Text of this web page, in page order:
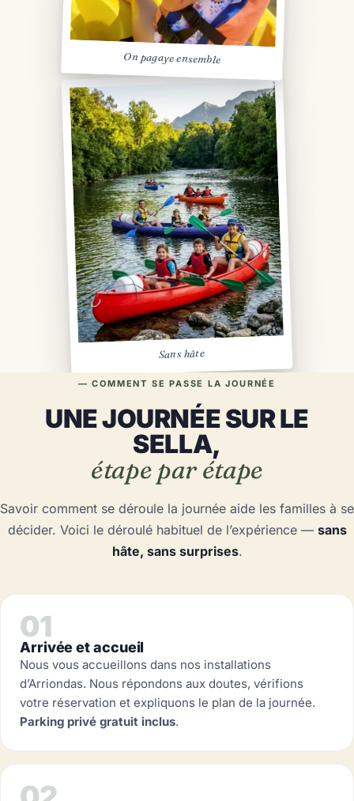
On pagaye ensemble
Sans hâte
— COMMENT SE PASSE LA JOURNÉE
UNE JOURNÉE SUR LE
SELLA,
étape par étape
Savoir comment se déroule la journée aide les familles à se
décider. Voici le déroulé habituel de l’expérience — sans
hâte, sans surprises.
01
Arrivée et accueil
Nous vous accueillons dans nos installations
d’Arriondas. Nous répondons aux doutes, vérifions
votre réservation et expliquons le plan de la journée.
Parking privé gratuit inclus.